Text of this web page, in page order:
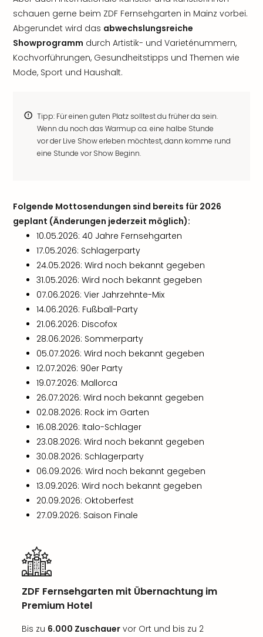
schauen gerne beim ZDF Fernsehgarten in Mainz vorbei.
Abgerundet wird das abwechslungsreiche
Showprogramm durch Artistik- und Varieténummern,
Kochvorführungen, Gesundheitstipps und Themen wie
Mode, Sport und Haushalt.
Tipp: Für einen guten Platz solltest du früher da sein.
Wenn du noch das Warmup ca. eine halbe Stunde
vor der Live Show erleben möchtest, dann komme rund
eine Stunde vor Show Beginn.
Folgende Mottosendungen sind bereits für 2026
geplant (Änderungen jederzeit möglich):
10.05.2026: 40 Jahre Fernsehgarten
17.05.2026: Schlagerparty
24.05.2026: Wird noch bekannt gegeben
31.05.2026: Wird noch bekannt gegeben
07.06.2026: Vier Jahrzehnte-Mix
14.06.2026: Fußball-Party
21.06.2026: Discofox
28.06.2026: Sommerparty
05.07.2026: Wird noch bekannt gegeben
12.07.2026: 90er Party
19.07.2026: Mallorca
26.07.2026: Wird noch bekannt gegeben
02.08.2026: Rock im Garten
16.08.2026: Italo-Schlager
23.08.2026: Wird noch bekannt gegeben
30.08.2026: Schlagerparty
06.09.2026: Wird noch bekannt gegeben
13.09.2026: Wird noch bekannt gegeben
20.09.2026: Oktoberfest
27.09.2026: Saison Finale
ZDF Fernsehgarten mit Übernachtung im
Premium Hotel
Bis zu 6.000 Zuschauer vor Ort und bis zu 2